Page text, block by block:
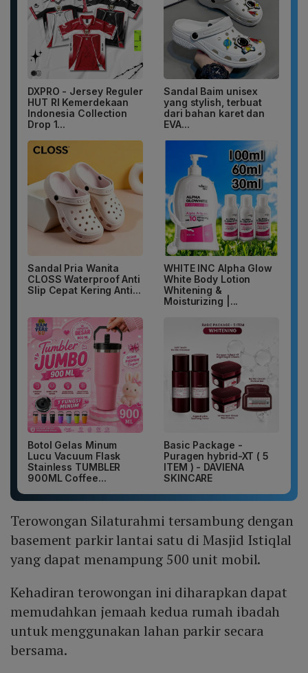
DXPRO - Jersey Reguler
HUT RI Kemerdekaan
Indonesia Collection
Drop 1...
Sandal Baim unisex
yang stylish, terbuat
dari bahan karet dan
EVA...
Sandal Pria Wanita
CLOSS Waterproof Anti
Slip Cepat Kering Anti...
WHITE INC Alpha Glow
White Body Lotion
Whitening &
Moisturizing |...
Botol Gelas Minum
Lucu Vacuum Flask
Stainless TUMBLER
900ML Coffee...
Basic Package -
Puragen hybrid-XT ( 5
ITEM ) - DAVIENA
SKINCARE
Terowongan Silaturahmi tersambung dengan
basement parkir lantai satu di Masjid Istiqlal
yang dapat menampung 500 unit mobil.
Kehadiran terowongan ini diharapkan dapat
memudahkan jemaah kedua rumah ibadah
untuk menggunakan lahan parkir secara
bersama.